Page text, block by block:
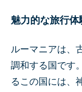
魅力的な旅行
ルーマニアは、
調和する国です
るこの国には、